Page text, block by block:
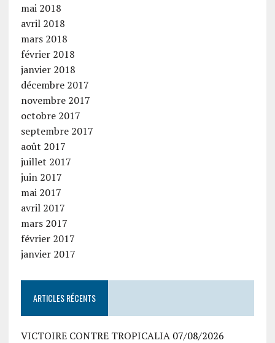
mai 2018
avril 2018
mars 2018
février 2018
janvier 2018
décembre 2017
novembre 2017
octobre 2017
septembre 2017
août 2017
juillet 2017
juin 2017
mai 2017
avril 2017
mars 2017
février 2017
janvier 2017
ARTICLES RÉCENTS
VICTOIRE CONTRE TROPICALIA 07/08/2026